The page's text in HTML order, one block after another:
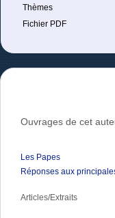
Thèmes
Fichier PDF
Ouvrages de cet
Les Papes
Réponses aux
Articles/Extraits